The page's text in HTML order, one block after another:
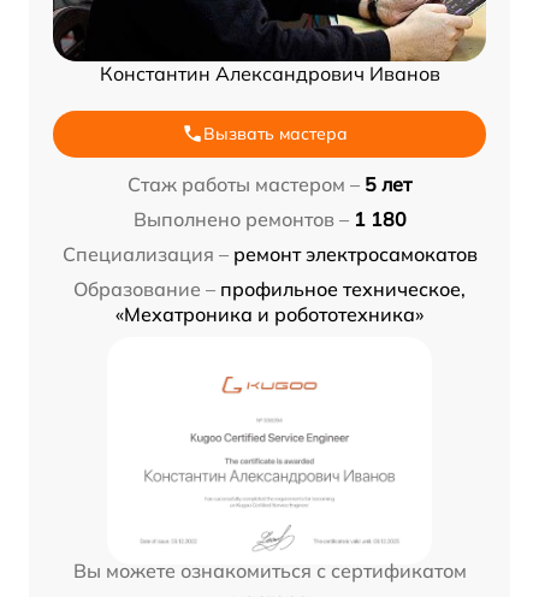
Константин Александрович Иванов
Вызвать мастера
Стаж работы мастером – 5 лет
Выполнено ремонтов – 1 180
Специализация – ремонт электросамокатов
Образование – профильное техническое,
«Мехатроника и робототехника»
Вы можете ознакомиться с сертификатом